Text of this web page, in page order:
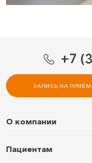
+7
ЗАПИСЬ НА ПРИЁМ
О компании
Услуги и цены
Пациентам